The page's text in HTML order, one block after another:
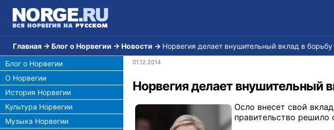
Главная → Блог о Норвегии → Новости → Норвегия делает внушительный вклад в
Блог о Норвегии
О Норвегии
История Норвегии
Культура Норвегии
Музыка Норвегии
01.12.2014
Норвегия делает внушительный
Осло внесет свой
правительство решило